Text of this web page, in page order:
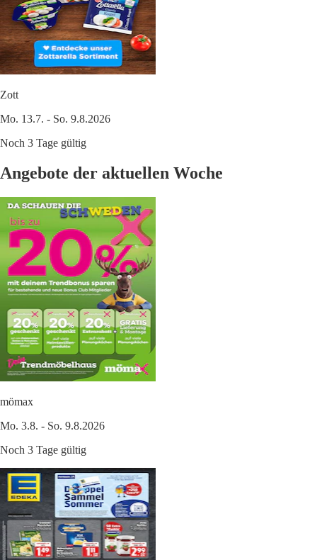
Zott
Mo. 13.7. - So. 9.8.2026
Noch 3 Tage gültig
Angebote der aktuellen Woche
mömax
Mo. 3.8. - So. 9.8.2026
Noch 3 Tage gültig